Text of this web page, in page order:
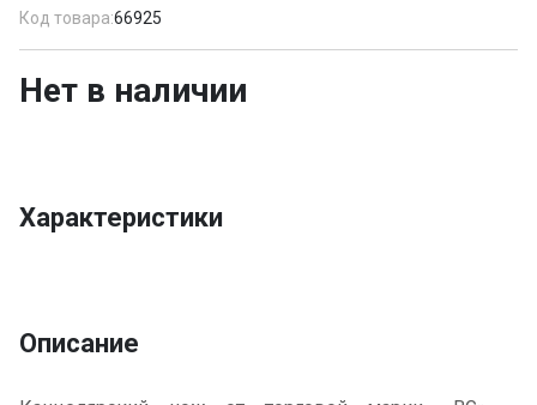
Код товара:66925
Нет в наличии
Характеристики
Описание